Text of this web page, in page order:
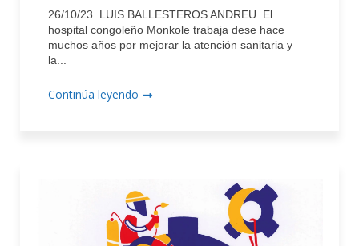
26/10/23. LUIS BALLESTEROS ANDREU. El
hospital congoleño Monkole trabaja dese hace
muchos años por mejorar la atención sanitaria y
la...
Continúa leyendo